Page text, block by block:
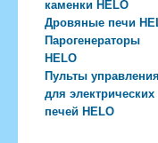
каменки HELO
Дровяные печи
Парогенераторы
HELO
Пульты управления
для электрических
печей HELO